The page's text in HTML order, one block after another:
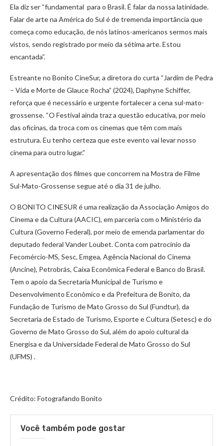
Ela diz ser “fundamental para o Brasil. É falar da nossa latinidade.
Falar de arte na América do Sul é de tremenda importância que
começa como educação, de nós latinos-americanos sermos mais
vistos, sendo registrado por meio da sétima arte. Estou
encantada”.
Estreante no Bonito CineSur, a diretora do curta “Jardim de Pedra
– Vida e Morte de Glauce Rocha” (2024), Daphyne Schiffer,
reforça que é necessário e urgente fortalecer a cena sul-mato-
grossense. “O Festival ainda traz a questão educativa, por meio
das oficinas, da troca com os cinemas que têm com mais
estrutura. Eu tenho certeza que este evento vai levar nosso
cinema para outro lugar.”
A apresentação dos filmes que concorrem na Mostra de Filme
Sul-Mato-Grossense segue até o dia 31 de julho.
O BONITO CINESUR é uma realização da Associação Amigos do
Cinema e da Cultura (AACIC), em parceria com o Ministério da
Cultura (Governo Federal), por meio de emenda parlamentar do
deputado federal Vander Loubet. Conta com patrocínio da
Fecomércio-MS, Sesc, Emgea, Agência Nacional do Cinema
(Ancine), Petrobrás, Caixa Econômica Federal e Banco do Brasil.
Tem o apoio da Secretaria Municipal de Turismo e
Desenvolvimento Econômico e da Prefeitura de Bonito, da
Fundação de Turismo de Mato Grosso do Sul (Fundtur), da
Secretaria de Estado de Turismo, Esporte e Cultura (Setesc) e do
Governo de Mato Grosso do Sul, além do apoio cultural da
Energisa e da Universidade Federal de Mato Grosso do Sul
(UFMS) .
Crédito: Fotografando Bonito
Você também pode gostar